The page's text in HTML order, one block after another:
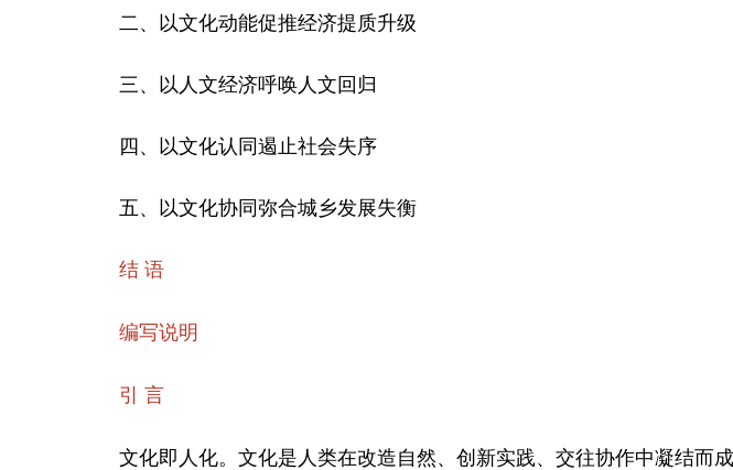
二、以文化动能促推经济提质升级
三、以人文经济呼唤人文回归
四、以文化认同遏止社会失序
五、以文化协同弥合城乡发展失衡
结 语
编写说明
引 言
文化即人化。文化是人类在改造自然、创新实践、交往协作中凝结而